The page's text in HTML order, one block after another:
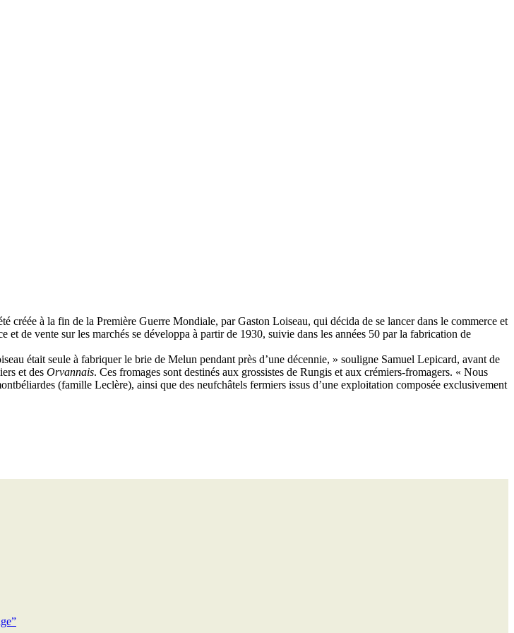
à la fin de la Première Guerre Mondiale, par Gaston Loiseau, qui décida de se lancer dans le commerce et
de vente sur les marchés se développa à partir de 1930, suivie dans les années 50 par la fabrication de
était seule à fabriquer le brie de Melun pendant près d’une décennie, » souligne Samuel Lepicard, avant de
et des Orvannais. Ces fromages sont destinés aux grossistes de Rungis et aux crémiers-fromagers. « Nous
(famille Leclère), ainsi que des neufchâtels fermiers issus d’une exploitation composée exclusivement